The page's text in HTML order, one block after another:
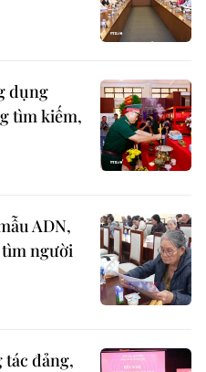
dụng
tìm kiếm,
ADN,
người
tác đảng,